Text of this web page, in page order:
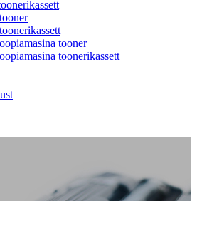
tooner
toonerikassett